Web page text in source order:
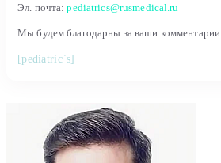
Эл. почта:pediatrics@rusmedical.ru
Мы будем благодарны за ваши комментарии.
[pediatric`s]